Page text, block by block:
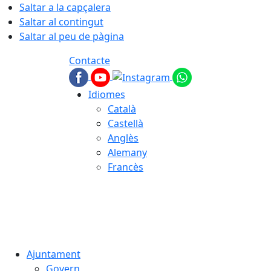
Saltar a la capçalera
Saltar al contingut
Saltar al peu de pàgina
Contacte
Idiomes
Català
Castellà
Anglès
Alemany
Francès
Ajuntament